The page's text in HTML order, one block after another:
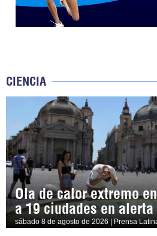
CIENCIA
Ola de calor extremo
a 19 ciudades en
sábado 8 de agosto de 2026 | Prensa